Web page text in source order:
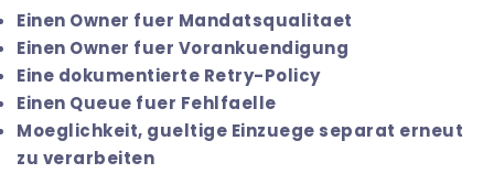
Einen Owner fuer Mandatsqualitaet
Einen Owner fuer Vorankuendigung
Eine dokumentierte Retry-Policy
Einen Queue fuer Fehlfaelle
Moeglichkeit, gueltige Einzuege separat erneut
zu verarbeiten